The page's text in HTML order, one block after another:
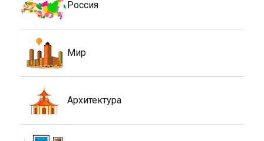
Россия
Мир
Архитектура